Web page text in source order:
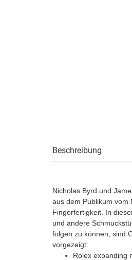
Beschreibung
Nicholas Byrd und
aus dem Publikum vom
Fingerfertigkeit. In
und andere
folgen zu können, sind
vorgezeigt:
Rolex expanding